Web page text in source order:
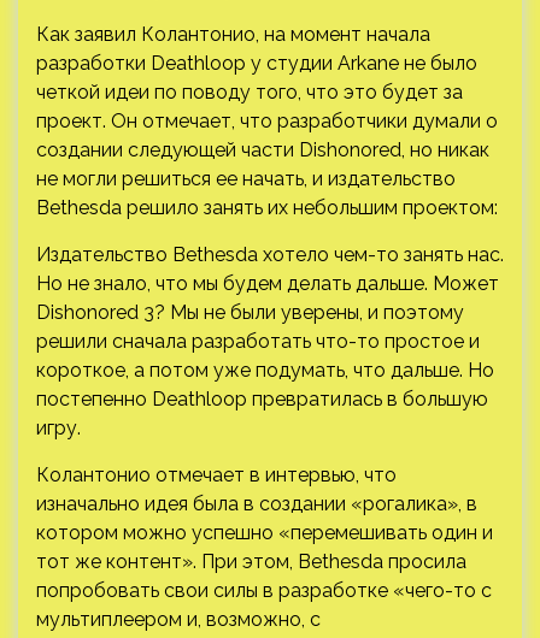
Как заявил Колантонио, на момент начала
разработки Deathloop у студии Arkane не было
четкой идеи по поводу того, что это будет за
проект. Он отмечает, что разработчики думали о
создании следующей части Dishonored, но никак
не могли решиться ее начать, и издательство
Bethesda решило занять их небольшим проектом:
Издательство Bethesda хотело чем-то занять нас.
Но не знало, что мы будем делать дальше. Может
Dishonored 3? Мы не были уверены, и поэтому
решили сначала разработать что-то простое и
короткое, а потом уже подумать, что дальше. Но
постепенно Deathloop превратилась в большую
игру.
Колантонио отмечает в интервью, что
изначально идея была в создании «рогалика», в
котором можно успешно «перемешивать один и
тот же контент». При этом, Bethesda просила
попробовать свои силы в разработке «чего-то с
мультиплеером и, возможно, с